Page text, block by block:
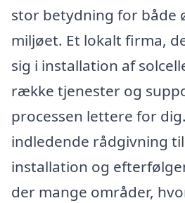
stor betydning for både
miljøet. Et lokalt firma,
sig i installation af
række tjenester og
processen lettere for
indledende rådgivning
installation og
der mange områder,